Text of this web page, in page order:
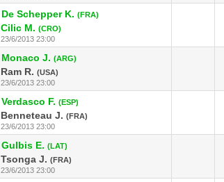
De Schepper K. (FRA)
Cilic M. (CRO)
23/6/2013 23:00
Monaco J. (ARG)
Ram R. (USA)
23/6/2013 23:00
Verdasco F. (ESP)
Benneteau J. (FRA)
23/6/2013 23:00
Gulbis E. (LAT)
Tsonga J. (FRA)
23/6/2013 23:00